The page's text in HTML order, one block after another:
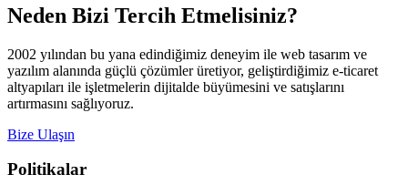
Neden Bizi Tercih Etmelisiniz?
2002 yılından bu yana edindiğimiz deneyim ile web tasarım ve
yazılım alanında güçlü çözümler üretiyor, geliştirdiğimiz e-ticaret
altyapıları ile işletmelerin dijitalde büyümesini ve satışlarını
artırmasını sağlıyoruz.
Bize Ulaşın
Politikalar